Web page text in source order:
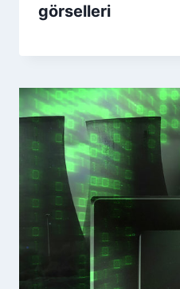
görselleri